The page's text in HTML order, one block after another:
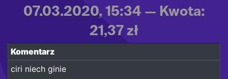
07.03.2020, 15:34 — Kwota:
21,37 zł
Komentarz
ciri niech ginie